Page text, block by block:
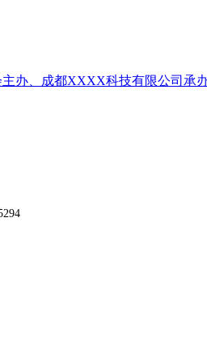
办、成都XXXX科技有限公司